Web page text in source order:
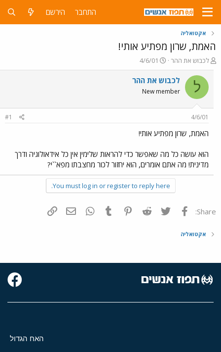
התחבר הירשם
אקטואליה
האמת, שרון מפתיע אותי!
פ
ו
ת
ח
ה
ש
א
לכבוש את ההר
פ
ו
ר
ם
ר
4/6/01
ל לכבוש את ההר
New member
4/6/01
#1
האמת, שרון מפתיע אותי!
הוא עושה כל מה שאפשר כדי להראות שלימין אין כל אידאולוגיה ודרך
מדינית! מה אתם אומרים, הוא יחזור לכור מחצבתו מפא``י?
You must log in or register to reply here.
Share: פייסבוק Twitter
Reddit
Pinterest
Tumblr
WhatsAppדואר אלקטרוני
אקטואליה
האח הגדול